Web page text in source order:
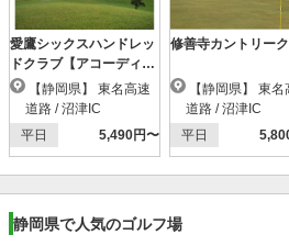
愛鷹シックスハンドレッ
ドクラブ【アコーディ
ア】
道路 / 沼津IC
平日
5,490円〜
修善寺カントリー
道路 / 沼津IC
平日
静岡県で人気のゴルフ場